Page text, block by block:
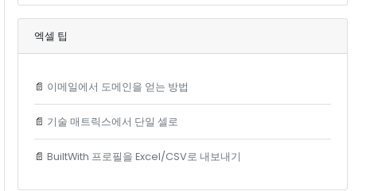
엑셀 팁
📄 이메일에서 도메인을 얻는 방법
📄 기술 매트릭스에서 단일 셀로
📄 BuiltWith 프로필을 Excel/CSV로 내보내기